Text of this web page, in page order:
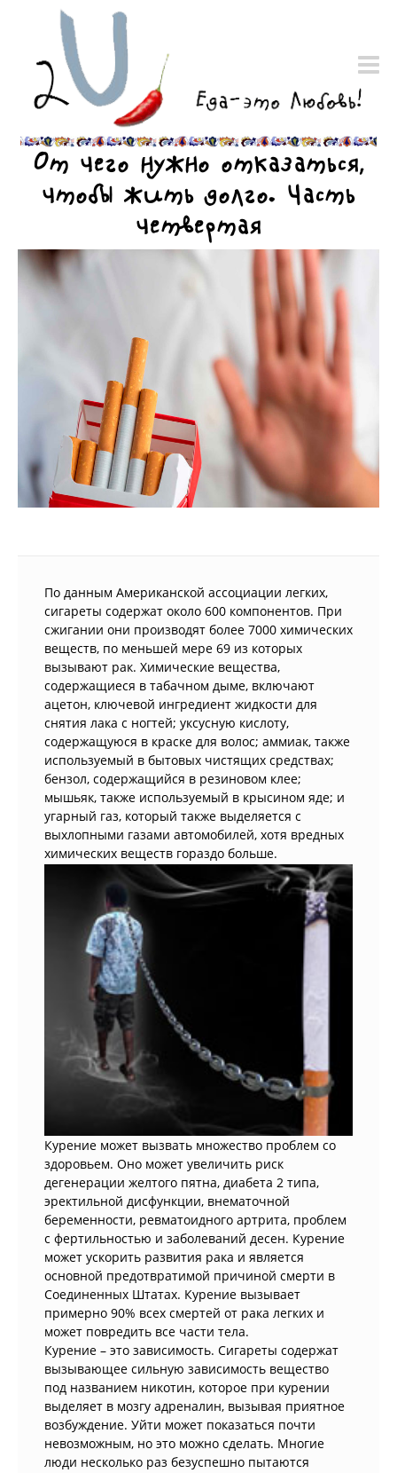
От чего нужно отказаться,
чтобы жить долго. Часть
четвертая
По данным Американской ассоциации легких,
сигареты содержат около 600 компонентов. При
сжигании они производят более 7000 химических
веществ, по меньшей мере 69 из которых
вызывают рак. Химические вещества,
содержащиеся в табачном дыме, включают
ацетон, ключевой ингредиент жидкости для
снятия лака с ногтей; уксусную кислоту,
содержащуюся в краске для волос; аммиак, также
используемый в бытовых чистящих средствах;
бензол, содержащийся в резиновом клее;
мышьяк, также используемый в крысином яде; и
угарный газ, который также выделяется с
выхлопными газами автомобилей, хотя вредных
химических веществ гораздо больше.
Курение может вызвать множество проблем со
здоровьем. Оно может увеличить риск
дегенерации желтого пятна, диабета 2 типа,
эректильной дисфункции, внематочной
беременности, ревматоидного артрита, проблем
с фертильностью и заболеваний десен. Курение
может ускорить развития рака и является
основной предотвратимой причиной смерти в
Соединенных Штатах. Курение вызывает
примерно 90% всех смертей от рака легких и
может повредить все части тела.
Курение – это зависимость. Сигареты содержат
вызывающее сильную зависимость вещество
под названием никотин, которое при курении
выделяет в мозгу адреналин, вызывая приятное
возбуждение. Уйти может показаться почти
невозможным, но это можно сделать. Многие
люди несколько раз безуспешно пытаются